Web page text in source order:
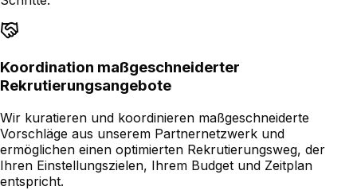
Koordination maßgeschneiderter
Rekrutierungsangebote
Wir kuratieren und koordinieren maßgeschneiderte
Vorschläge aus unserem Partnernetzwerk und
ermöglichen einen optimierten Rekrutierungsweg, der
Ihren Einstellungszielen, Ihrem Budget und Zeitplan
entspricht.